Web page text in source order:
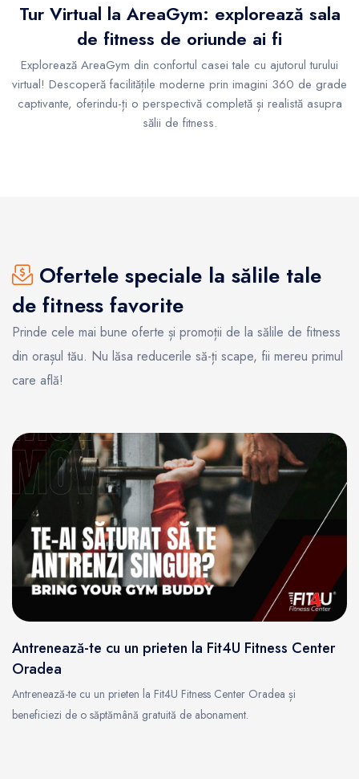
Tur Virtual la AreaGym: explorează sala
de fitness de oriunde ai fi
Explorează AreaGym din confortul casei tale cu ajutorul turului
virtual! Descoperă facilitățile moderne prin imagini 360 de grade
captivante, oferindu-ți o perspectivă completă și realistă asupra
sălii de fitness.
Ofertele speciale la sălile tale
de fitness favorite
Prinde cele mai bune oferte și promoții de la sălile de fitness
din orașul tău. Nu lăsa reducerile să-ți scape, fii mereu primul
care află!
Antrenează-te cu un prieten la Fit4U Fitness Center
Oradea
Antrenează-te cu un prieten la Fit4U Fitness Center Oradea și
beneficiezi de o săptămână gratuită de abonament.